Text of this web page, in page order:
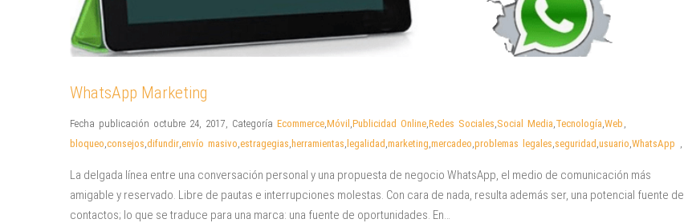
WhatsApp Marketing
Fecha publicación octubre 24, 2017 Categoría Ecommerce Móvil Publicidad Online Redes Sociales Social Media Tecnología Web
bloqueo consejos difundir envío masivo estragegias herramientas legalidad marketing mercadeo problemas legales seguridad usuario WhatsApp
La delgada línea entre una conversación personal y una propuesta de negocio WhatsApp, el medio de comunicación más
amigable y reservado. Libre de pautas e interrupciones molestas. Con cara de nada, resulta además ser, una potencial fuente de
contactos; lo que se traduce para una marca: una fuente de oportunidades. En…